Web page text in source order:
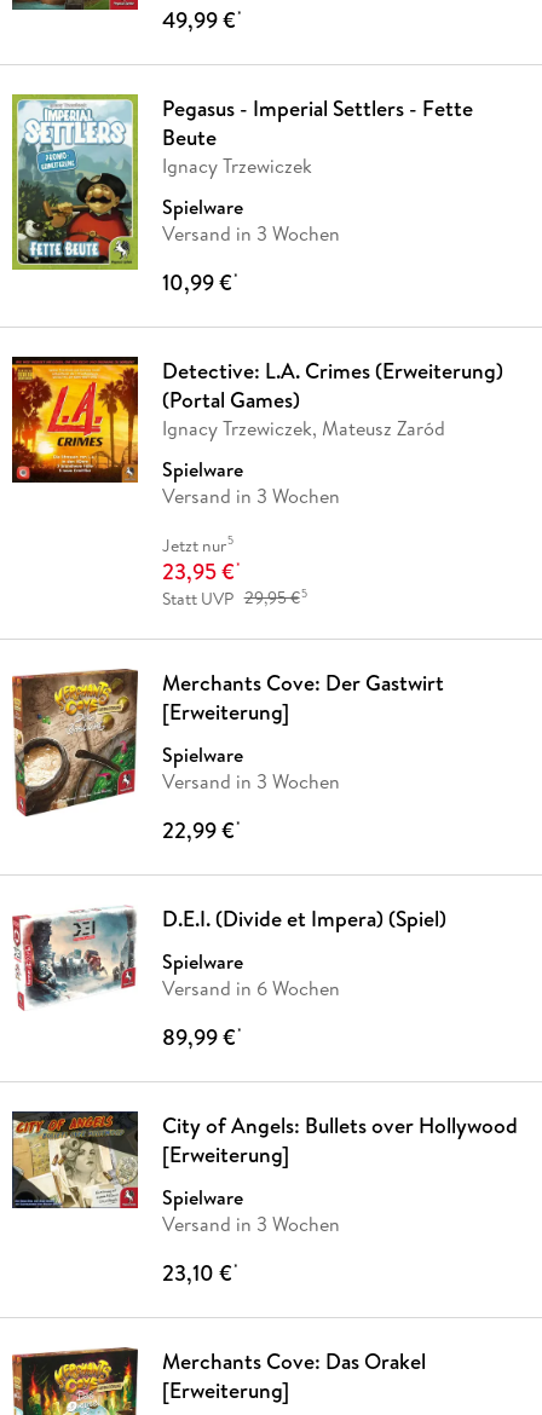
49,99 €*
Pegasus - Imperial Settlers - Fette
Beute
Ignacy Trzewiczek
Spielware
Versand in 3 Wochen
10,99 €*
Detective: L.A. Crimes (Erweiterung)
(Portal Games)
Ignacy Trzewiczek, Mateusz Zaród
Spielware
Versand in 3 Wochen
Jetzt nur5
23,95 €*
Statt UVP 29,95 €5
Merchants Cove: Der Gastwirt
[Erweiterung]
Spielware
Versand in 3 Wochen
22,99 €*
D.E.I. (Divide et Impera) (Spiel)
Spielware
Versand in 6 Wochen
89,99 €*
City of Angels: Bullets over Hollywood
[Erweiterung]
Spielware
Versand in 3 Wochen
23,10 €*
Merchants Cove: Das Orakel
[Erweiterung]